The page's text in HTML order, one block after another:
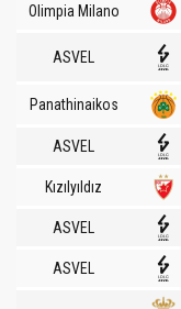
Olimpia Milano
ASVEL
Panathinaikos
ASVEL
Kızılyıldız
ASVEL
ASVEL